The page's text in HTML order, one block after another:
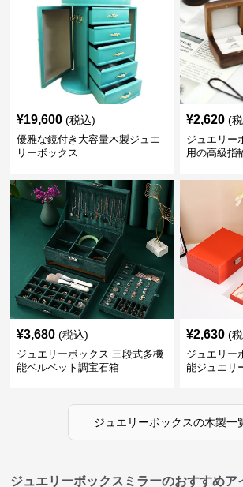
¥19,600 (税込)
優雅な鏡付き大容量木製ジュエ
リーボックス
¥2,620 (
ジュエリー
用の高級指
¥3,680 (税込)
ジュエリーボックス 三段式多機
能ベルベット調宝石箱
¥2,630 (
ジュエリー
能ジュエリ
ジュエリーボックスの木製一
ジュエリーボックスミラーのおすすめア